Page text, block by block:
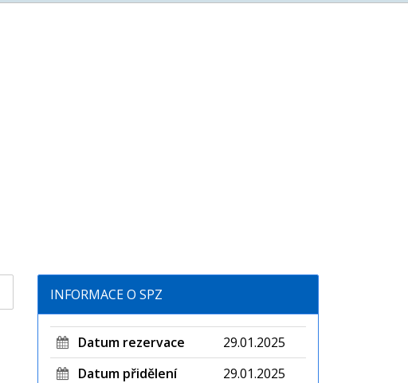
INFORMACE O SPZ
Datum rezervace
29.01.2025
Datum přidělení
29.01.2025